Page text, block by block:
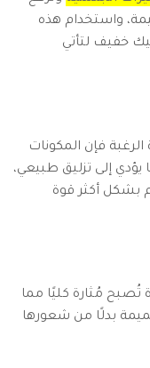
واستخدام هذه
خفيف لتأتي
فإن المكونات
إلى تزليق طبيعي،
بشكل أكثر قوة
تُصبح مُثارة كليًا مما
بدلًا من شعورها